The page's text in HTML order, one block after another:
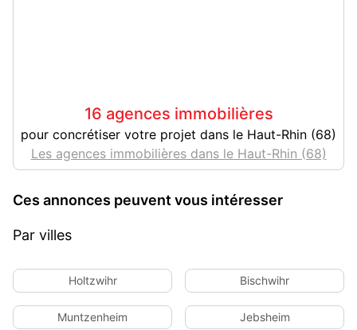
16 agences immobilières
pour concrétiser votre projet dans le Haut-Rhin (68)
Les agences immobilières dans le Haut-Rhin (68)
Ces annonces peuvent vous intéresser
Par villes
Holtzwihr Bischwihr
Muntzenheim Jebsheim